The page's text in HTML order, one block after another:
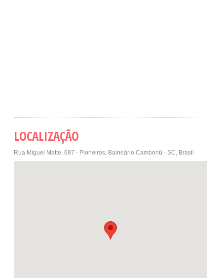
LOCALIZAÇÃO
Rua Miguel Matte, 687 - Pioneiros, Balneário Camboriú - SC, Brasil